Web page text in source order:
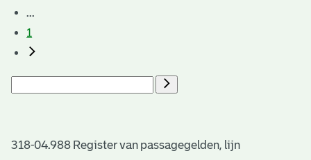
...
1
318-04.988 Register van passagegelden, lijn